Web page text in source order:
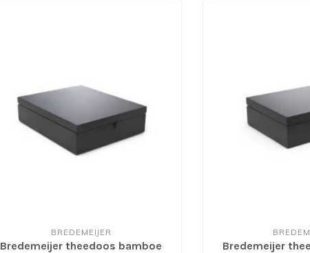
BREDEMEIJER
Bredemeijer theedoos bamboe
Bredemeijer